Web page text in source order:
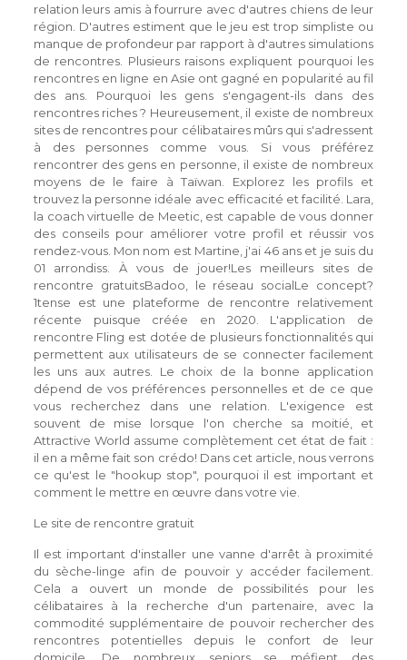
relation leurs amis à fourrure avec d'autres chiens de leur
région. D'autres estiment que le jeu est trop simpliste ou
manque de profondeur par rapport à d'autres simulations
de rencontres. Plusieurs raisons expliquent pourquoi les
rencontres en ligne en Asie ont gagné en popularité au fil
des ans. Pourquoi les gens s'engagent-ils dans des
rencontres riches ? Heureusement, il existe de nombreux
sites de rencontres pour célibataires mûrs qui s'adressent
à des personnes comme vous. Si vous préférez
rencontrer des gens en personne, il existe de nombreux
moyens de le faire à Taïwan. Explorez les profils et
trouvez la personne idéale avec efficacité et facilité. Lara,
la coach virtuelle de Meetic, est capable de vous donner
des conseils pour améliorer votre profil et réussir vos
rendez-vous. Mon nom est Martine, j'ai 46 ans et je suis du
01 arrondiss. À vous de jouer!Les meilleurs sites de
rencontre gratuitsBadoo, le réseau socialLe concept?
1tense est une plateforme de rencontre relativement
récente puisque créée en 2020. L'application de
rencontre Fling est dotée de plusieurs fonctionnalités qui
permettent aux utilisateurs de se connecter facilement
les uns aux autres. Le choix de la bonne application
dépend de vos préférences personnelles et de ce que
vous recherchez dans une relation. L'exigence est
souvent de mise lorsque l'on cherche sa moitié, et
Attractive World assume complètement cet état de fait :
il en a même fait son crédo! Dans cet article, nous verrons
ce qu'est le "hookup stop", pourquoi il est important et
comment le mettre en œuvre dans votre vie.
Le site de rencontre gratuit
Il est important d'installer une vanne d'arrêt à proximité
du sèche-linge afin de pouvoir y accéder facilement.
Cela a ouvert un monde de possibilités pour les
célibataires à la recherche d'un partenaire, avec la
commodité supplémentaire de pouvoir rechercher des
rencontres potentielles depuis le confort de leur